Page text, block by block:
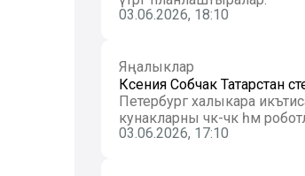
03.06.2026, 18:10
Яңалыклар
Ксения Собчак Татарстан
Петербург халыкара
кунакларны чәк-чәк һәм
03.06.2026, 17:10